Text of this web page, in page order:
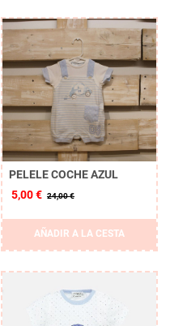
PELELE COCHE AZUL
5,00 € 24,00 €
AÑADIR A LA CESTA